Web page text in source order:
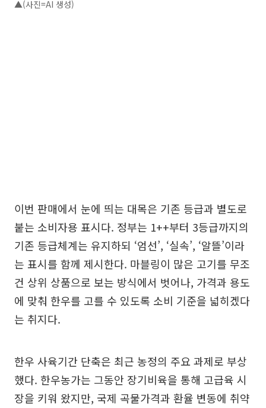
▲(사진=AI 생성)
이번 판매에서 눈에 띄는 대목은 기존 등급과 별도로
붙는 소비자용 표시다. 정부는 1++부터 3등급까지의
기존 등급체계는 유지하되 ‘엄선’, ‘실속’, ‘알뜰’이라
는 표시를 함께 제시한다. 마블링이 많은 고기를 무조
건 상위 상품으로 보는 방식에서 벗어나, 가격과 용도
에 맞춰 한우를 고를 수 있도록 소비 기준을 넓히겠다
는 취지다.
한우 사육기간 단축은 최근 농정의 주요 과제로 부상
했다. 한우농가는 그동안 장기비육을 통해 고급육 시
장을 키워 왔지만, 국제 곡물가격과 환율 변동에 취약